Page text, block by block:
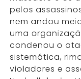
pelos
nem andou
uma
condenou o
sistemática,
violadores e